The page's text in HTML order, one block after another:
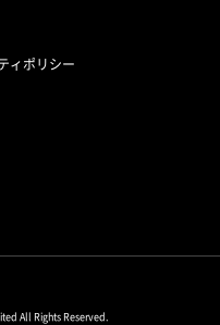
ィポリシー
All Rights Reserved.